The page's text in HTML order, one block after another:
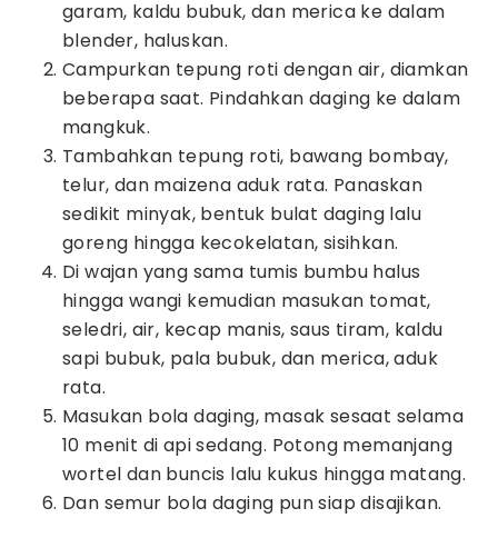
garam, kaldu bubuk, dan merica ke dalam
blender, haluskan.
Campurkan tepung roti dengan air, diamkan
beberapa saat. Pindahkan daging ke dalam
mangkuk.
Tambahkan tepung roti, bawang bombay,
telur, dan maizena aduk rata. Panaskan
sedikit minyak, bentuk bulat daging lalu
goreng hingga kecokelatan, sisihkan.
Di wajan yang sama tumis bumbu halus
hingga wangi kemudian masukan tomat,
seledri, air, kecap manis, saus tiram, kaldu
sapi bubuk, pala bubuk, dan merica, aduk
rata.
Masukan bola daging, masak sesaat selama
10 menit di api sedang. Potong memanjang
wortel dan buncis lalu kukus hingga matang.
Dan semur bola daging pun siap disajikan.